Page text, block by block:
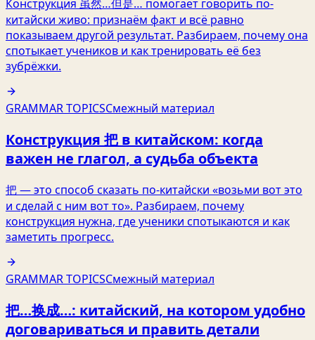
Конструкция 虽然…但是… помогает говорить по-
китайски живо: признаём факт и всё равно
показываем другой результат. Разбираем, почему она
спотыкает учеников и как тренировать её без
зубрёжки.
GRAMMAR TOPICSСмежный материал
Конструкция 把 в китайском: когда
важен не глагол, а судьба объекта
把 — это способ сказать по‑китайски «возьми вот это
и сделай с ним вот то». Разбираем, почему
конструкция нужна, где ученики спотыкаются и как
заметить прогресс.
GRAMMAR TOPICSСмежный материал
把…换成…: китайский, на котором удобно
договариваться и править детали